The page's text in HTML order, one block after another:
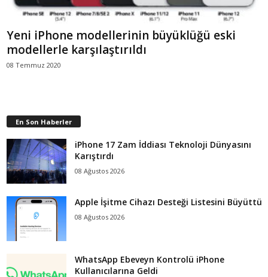
Yeni iPhone modellerinin büyüklüğü eski
modellerle karşılaştırıldı
08 Temmuz 2020
En Son Haberler
iPhone 17 Zam İddiası Teknoloji Dünyasını
Karıştırdı
08 Ağustos 2026
Apple İşitme Cihazı Desteği Listesini Büyüttü
08 Ağustos 2026
WhatsApp Ebeveyn Kontrolü iPhone
Kullanıcılarına Geldi